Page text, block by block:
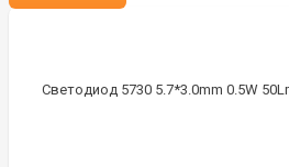
Светодиод 5730 5.7*3.0mm 0.5W